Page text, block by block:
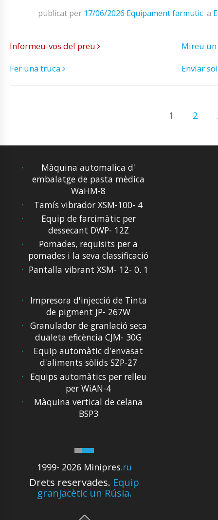
publicat per 17/06/2026 Equipament farmutic a
Informeu-vos del preu
Mireu
Fer una truca
Envíar
1 2
Màquina automalica d'
embalatge de pasta mèdica
WaHM-8
Tamís vibrador XSM-100- 4
Equip de farcimàtic per
dessecant DWP- 12Z
Pomades, requisits per a
pomades i la seva classificació
Pantalla vibrant XSM- 12- 0. 1
1999- 2026 Minipres.ru
Drets reservades. Equip
granjacètic un Rúsia.
Impresora d'injecció de Tinta
de pigment JP- 267W
Granulador de granlació seca
dualeta eficència CJM- 30G
Equip automàtic d'envasat
d'aliments sòlids SZP-27
Equips automàtics per relleu
per WiAN-4
Màquina vertical de celana
BSP3